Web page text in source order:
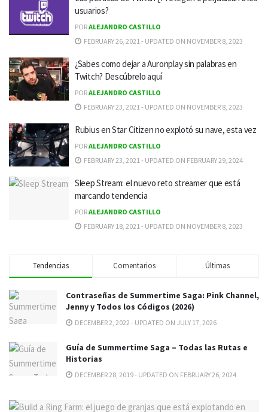
usuarios?
PORALEJANDRO CASTILLO
FEBRUARY 26, 2021 - UPDATED ON NOVEMBER 8, 2023
¿Sabes como dejar a Auronplay sin palabras en
Twitch? Descúbrelo aquí
PORALEJANDRO CASTILLO
FEBRUARY 23, 2021 - UPDATED ON NOVEMBER 8, 2023
Rubius en Star Citizen no explotó su nave, esta vez
PORALEJANDRO CASTILLO
FEBRUARY 23, 2021 - UPDATED ON FEBRUARY 29, 2024
Sleep Stream: el nuevo reto streamer que está
marcando tendencia
PORALEJANDRO CASTILLO
FEBRUARY 18, 2021 - UPDATED ON NOVEMBER 8, 2023
Tendencias Comentarios Últimas
Contraseñas de Summertime Saga: Pink Channel,
Jenny y Todos los Códigos (2026)
DECEMBER 2, 2022 - UPDATED ON JULY 17, 2026
Guía de Summertime Saga – Todas las Rutas e
Historias
DECEMBER 28, 2019 - UPDATED ON FEBRUARY 26, 2024